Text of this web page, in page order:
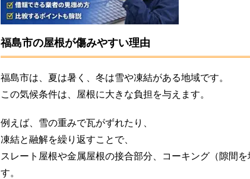
福島市の屋根が傷みやすい理由
福島市は、夏は暑く、冬は雪や凍結がある地域です。
この気候条件は、屋根に大きな負担を与えます。
例えば、雪の重みで瓦がずれたり、
凍結と融解を繰り返すことで、
スレート屋根や金属屋根の接合部分、コーキング（隙間
す。